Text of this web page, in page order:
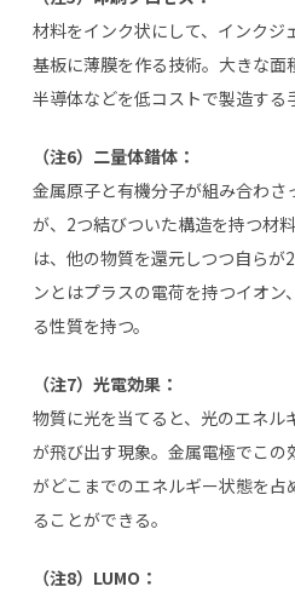
材料をインク状にして、インクジ
基板に薄膜を作る技術。大きな面
半導体などを低コストで製造する
（注6）二量体錯体：
金属原子と有機分子が組み合わ
が、 2つ結びついた構造を持つ材
は、他の物質を還元しつつ自らが2
ンとはプラスの電荷を持つイオ
る性質を持つ。
（注7）光電効果：
物質に光を当てると、光のエネル
が飛び出す現象。金属電極でこの
がどこまでのエネルギー状態を
ることができる。
（注8）LUMO：